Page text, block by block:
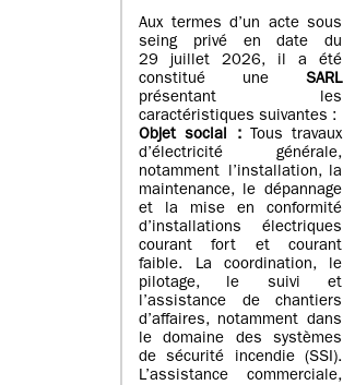
Aux termes d’un acte sous
seing privé en date du
29 juillet 2026, il a été
constitué une SARL
présentant les
caractéristiques suivantes :
Objet social :
Tous travaux
d’électricité générale,
notamment l’installation, la
maintenance, le dépannage
et la mise en conformité
d’installations électriques
courant fort et courant
faible. La coordination, le
pilotage, le suivi et
l’assistance de chantiers
d’affaires, notamment dans
le domaine des systèmes
de sécurité incendie (SSI).
L’assistance commerciale,